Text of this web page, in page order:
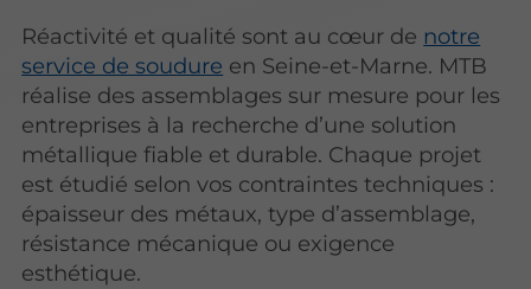
Réactivité et qualité sont au cœur de notre
service de soudure en Seine-et-Marne. MTB
réalise des assemblages sur mesure pour les
entreprises à la recherche d’une solution
métallique fiable et durable. Chaque projet
est étudié selon vos contraintes techniques :
épaisseur des métaux, type d’assemblage,
résistance mécanique ou exigence
esthétique.